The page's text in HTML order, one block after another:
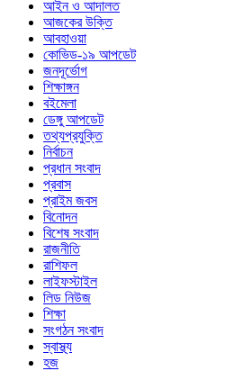
আইন ও আদালত
আজকের উক্তি
আবহাওয়া
কোভিড-১৯ আপডেট
জনদূর্ভোগ
শিক্ষাঙ্গন
বইমেলা
ডেঙ্গু আপডেট
তথ্যপ্রযুক্তি
নির্বাচন
প্রধান সংবাদ
প্রবাস
প্রাইম জবস
বিনোদন
বিশেষ সংবাদ
রাজনীতি
রাশিফল
লাইফস্টাইল
লিড নিউজ
শিক্ষা
সংগঠন সংবাদ
স্বাস্থ্য
হজ